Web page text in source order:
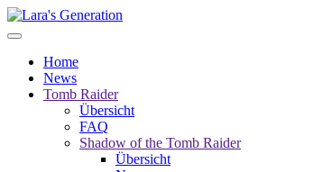
Home
News
Tomb Raider
Übersicht
FAQ
Shadow of the Tomb Raider
Übersicht